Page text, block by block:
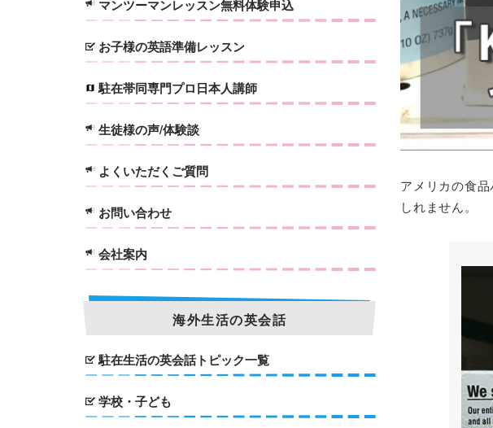
アメリカの食
しれません。
マンツーマンレッスン無料体験申込
お子様の英語準備レッスン
駐在帯同専門プロ日本人講師
生徒様の声/体験談
よくいただくご質問
お問い合わせ
会社案内
海外生活の英会話
駐在生活の英会話トピック一覧
学校・子ども